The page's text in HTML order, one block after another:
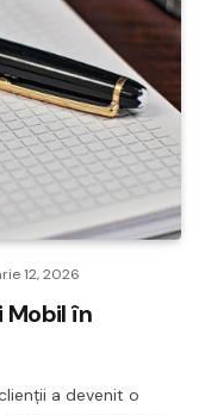
12, 2026
Mobil în
a devenit o